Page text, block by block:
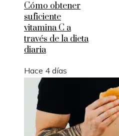
Cómo obtener
suficiente
vitamina C a
través de la dieta
diaria
Hace 4 días